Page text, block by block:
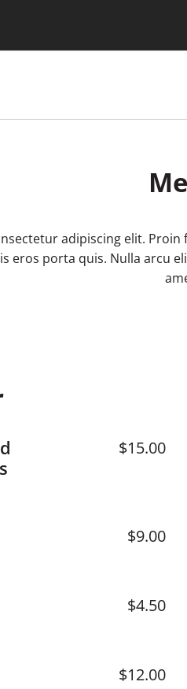
adipiscing elit.
eros porta quis. Nulla arcu
$15.00
$9.00
$4.50
$12.00